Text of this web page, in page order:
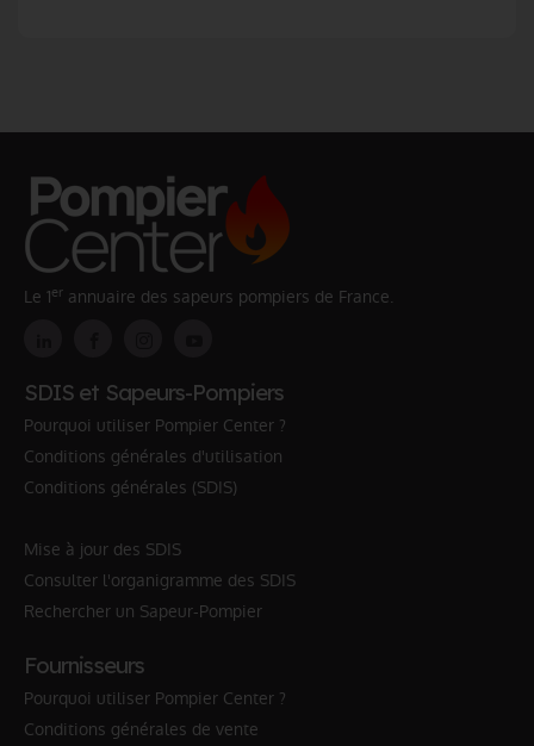
Le 1er annuaire des sapeurs pompiers de France.
SDIS et Sapeurs-Pompiers
Pourquoi utiliser Pompier Center ?
Conditions générales d'utilisation
Conditions générales (SDIS)
Mise à jour des SDIS
Consulter l'organigramme des SDIS
Rechercher un Sapeur-Pompier
Fournisseurs
Pourquoi utiliser Pompier Center ?
Conditions générales de vente